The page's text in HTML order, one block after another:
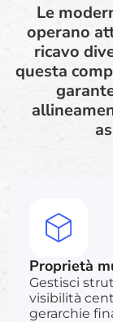
Le
operano
ricavo
questa
Proprietà
Gestisci
visibilità
gerarchie